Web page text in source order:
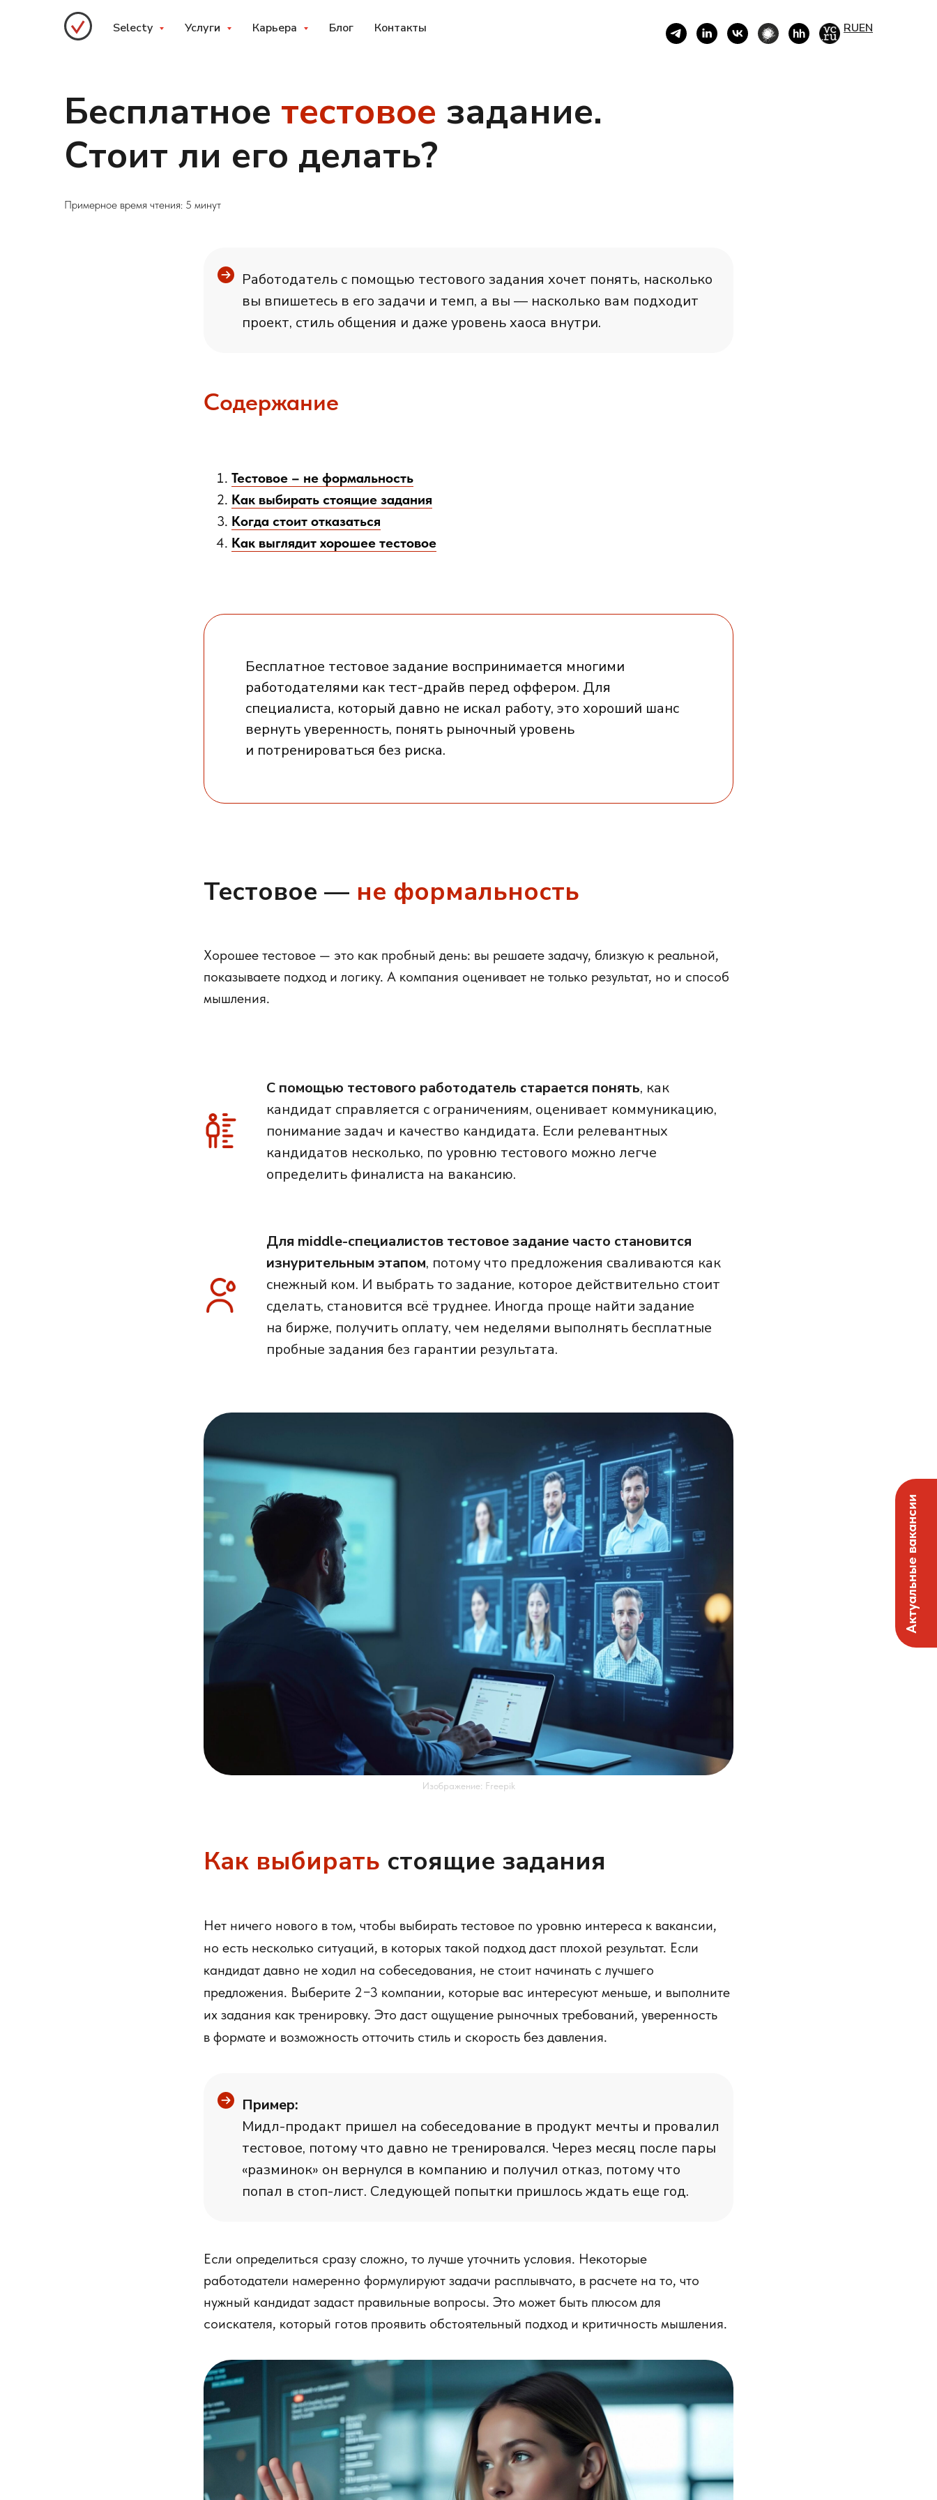
Selecty Услуги Карьера Блог Контакты RUEN
Актуальные вакансии
Бесплатное тестовое задание.
Стоит ли его делать?
Примерное время чтения: 5 минут
Работодатель с помощью тестового задания хочет понять, насколько
вы впишетесь в его задачи и темп, а вы — насколько вам подходит
проект, стиль общения и даже уровень хаоса внутри.
Содержание
Тестовое – не формальность
Как выбирать стоящие задания
Когда стоит отказаться
Как выглядит хорошее тестовое
Бесплатное тестовое задание воспринимается многими
работодателями как тест-драйв перед оффером. Для
специалиста, который давно не искал работу, это хороший шанс
вернуть уверенность, понять рыночный уровень
и потренироваться без риска.
Тестовое — не формальность
Хорошее тестовое — это как пробный день: вы решаете задачу, близкую к реальной,
показываете подход и логику. А компания оценивает не только результат, но и способ
мышления.
С помощью тестового работодатель старается понять, как
кандидат справляется с ограничениям, оценивает коммуникацию,
понимание задач и качество кандидата. Если релевантных
кандидатов несколько, по уровню тестового можно легче
определить финалиста на вакансию.
Для middle-специалистов тестовое задание часто становится
изнурительным этапом, потому что предложения сваливаются как
снежный ком. И выбрать то задание, которое действительно стоит
сделать, становится всё труднее. Иногда проще найти задание
на бирже, получить оплату, чем неделями выполнять бесплатные
пробные задания без гарантии результата.
Изображение: Freepik
Как выбирать стоящие задания
Нет ничего нового в том, чтобы выбирать тестовое по уровню интереса к вакансии,
но есть несколько ситуаций, в которых такой подход даст плохой результат. Если
кандидат давно не ходил на собеседования, не стоит начинать с лучшего
предложения. Выберите 2−3 компании, которые вас интересуют меньше, и выполните
их задания как тренировку. Это даст ощущение рыночных требований, уверенность
в формате и возможность отточить стиль и скорость без давления.
Пример:
Мидл-продакт пришел на собеседование в продукт мечты и провалил
тестовое, потому что давно не тренировался. Через месяц после пары
«разминок» он вернулся в компанию и получил отказ, потому что
попал в стоп-лист. Следующей попытки пришлось ждать еще год.
Если определиться сразу сложно, то лучше уточнить условия. Некоторые
работодатели намеренно формулируют задачи расплывчато, в расчете на то, что
нужный кандидат задаст правильные вопросы. Это может быть плюсом для
соискателя, который готов проявить обстоятельный подход и критичность мышления.